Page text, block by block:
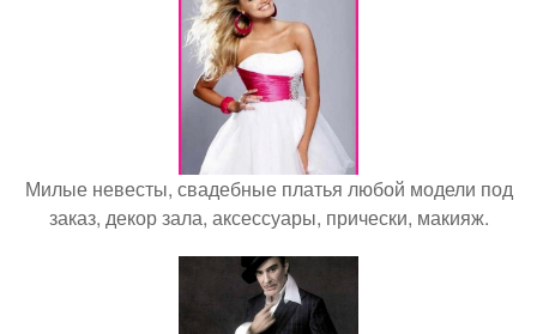
Милые невесты, свадебные платья любой модели под
заказ, декор зала, аксессуары, прически, макияж.